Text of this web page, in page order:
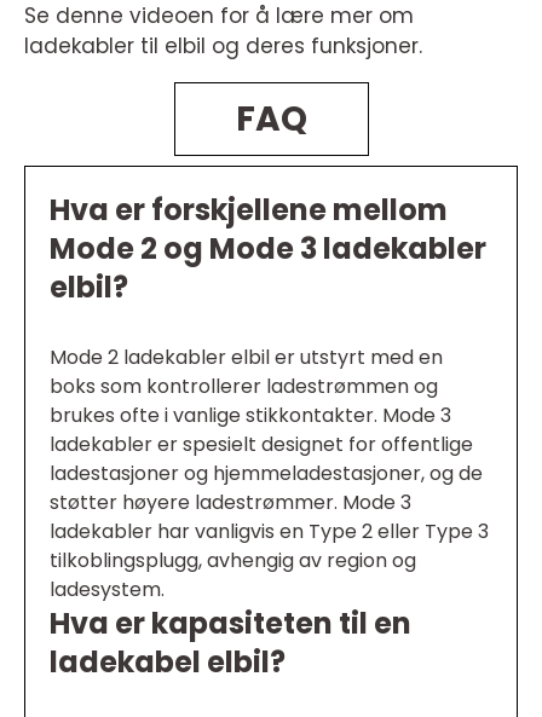
Se denne videoen for å lære mer om
ladekabler til elbil og deres funksjoner.
FAQ
Hva er forskjellene mellom
Mode 2 og Mode 3 ladekabler
elbil?
Mode 2 ladekabler elbil er utstyrt med en
boks som kontrollerer ladestrømmen og
brukes ofte i vanlige stikkontakter. Mode 3
ladekabler er spesielt designet for offentlige
ladestasjoner og hjemmeladestasjoner, og de
støtter høyere ladestrømmer. Mode 3
ladekabler har vanligvis en Type 2 eller Type 3
tilkoblingsplugg, avhengig av region og
ladesystem.
Hva er kapasiteten til en
ladekabel elbil?